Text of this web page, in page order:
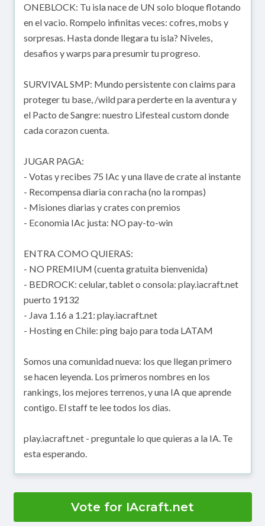
ONEBLOCK: Tu isla nace de UN solo bloque flotando
en el vacio. Rompelo infinitas veces: cofres, mobs y
sorpresas. Hasta donde llegara tu isla? Niveles,
desafios y warps para presumir tu progreso.
SURVIVAL SMP: Mundo persistente con claims para
proteger tu base, /wild para perderte en la aventura y
el Pacto de Sangre: nuestro Lifesteal custom donde
cada corazon cuenta.
JUGAR PAGA:
- Votas y recibes 75 IAc y una llave de crate al instante
- Recompensa diaria con racha (no la rompas)
- Misiones diarias y crates con premios
- Economia IAc justa: NO pay-to-win
ENTRA COMO QUIERAS:
- NO PREMIUM (cuenta gratuita bienvenida)
- BEDROCK: celular, tablet o consola: play.iacraft.net
puerto 19132
- Java 1.16 a 1.21: play.iacraft.net
- Hosting en Chile: ping bajo para toda LATAM
Somos una comunidad nueva: los que llegan primero
se hacen leyenda. Los primeros nombres en los
rankings, los mejores terrenos, y una IA que aprende
contigo. El staff te lee todos los dias.
play.iacraft.net - preguntale lo que quieras a la IA. Te
esta esperando.
Vote for IAcraft.net